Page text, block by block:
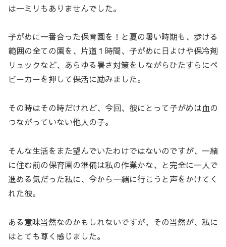
は一ミリもありませんでした。
子がめに一番合った保育園を！と夏の暑い時期も、歩ける
範囲の全ての園を、片道１時間、子がめに日よけや保冷剤
リュックなど、あらゆる暑さ対策をしながらひたすらにベ
ビーカーを押して保活に励みました。
その時はその時だけれど、今回、彼にとって子がめは血の
つながっていない他人の子。
そんな生活をまた望んでいたわけではないのですが、一緒
に住む前の保育園の準備は私の作業かな、と完全に一人で
進める気だった私に、今から一緒に行こうと声をかけてく
れた彼。
ある意味当然なのかもしれないですが、その当然が、私に
はとても尊く感じました。